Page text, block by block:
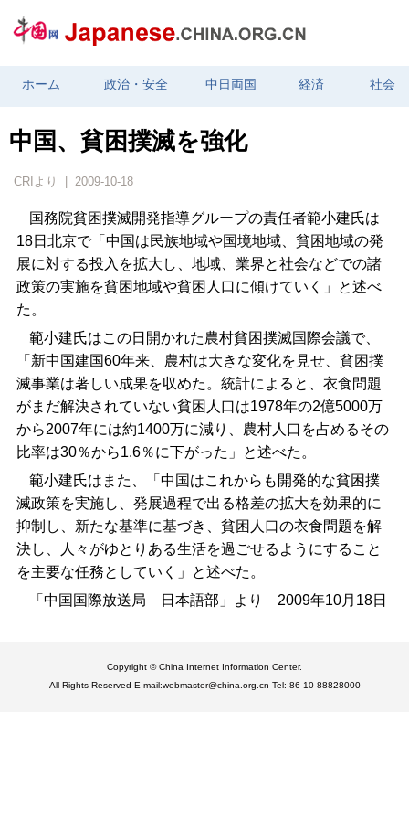
ホーム 政治・安全 中日両国 経済 社会
中国、貧困撲滅を強化
CRIより | 2009-10-18
国務院貧困撲滅開発指導グループの責任者範小建氏は
18日北京で「中国は民族地域や国境地域、貧困地域の発
展に対する投入を拡大し、地域、業界と社会などでの諸
政策の実施を貧困地域や貧困人口に傾けていく」と述べ
た。
範小建氏はこの日開かれた農村貧困撲滅国際会議で、
「新中国建国60年来、農村は大きな変化を見せ、貧困撲
滅事業は著しい成果を収めた。統計によると、衣食問題
がまだ解決されていない貧困人口は1978年の2億5000万
から2007年には約1400万に減り、農村人口を占めるその
比率は30％から1.6％に下がった」と述べた。
範小建氏はまた、「中国はこれからも開発的な貧困撲
滅政策を実施し、発展過程で出る格差の拡大を効果的に
抑制し、新たな基準に基づき、貧困人口の衣食問題を解
決し、人々がゆとりある生活を過ごせるようにすること
を主要な任務としていく」と述べた。
「中国国際放送局 日本語部」より 2009年10月18日
Copyright © China Internet Information Center.
All Rights Reserved E-mail:webmaster@china.org.cn Tel: 86-10-88828000